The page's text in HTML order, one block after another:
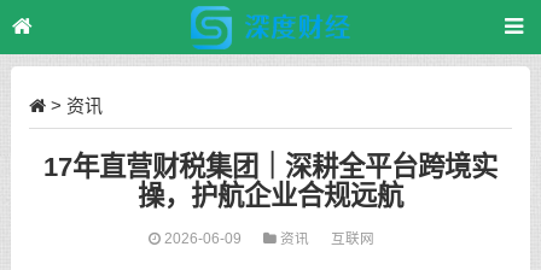
> 资讯
17年直营财税集团｜深耕全平台跨境实
操，护航企业合规远航
2026-06-09 资讯 互联网